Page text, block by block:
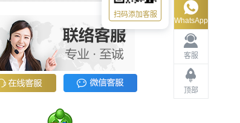
客服
顶部
WhatsApp
扫码添加客服